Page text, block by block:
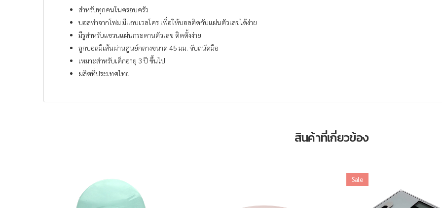
สำหรับทุกคนในครอบครัว
บอลทำจากโฟม มีแถบเวลโคร เพื่อให้บอลติดกับแผ่นตัวเลขได้ง่าย
มีรูสำหรับแขวนแผ่นกระดานตัวเลข ติดตั้งง่าย
ลูกบอลมีเส้นผ่านศูนย์กลางขนาด 45 มม. จับถนัดมือ
เหมาะสำหรับเด็กอายุ 3 ปี ขึ้นไป
ผลิตที่ประเทศไทย
สินค้าที่เกี่ยวข้อง
Sale